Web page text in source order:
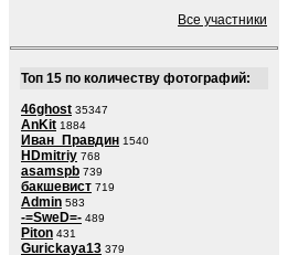
Все участники
Топ 15 по количеству фотографий:
46ghost 35347
AnKit 1884
Иван_Правдин 1540
HDmitriy 768
asamspb 739
бакшевист 719
Admin 583
-=SweD=- 489
Piton 431
Gurickaya13 379